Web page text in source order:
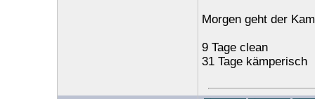
Morgen geht der
9 Tage clean
31 Tage kämperisch